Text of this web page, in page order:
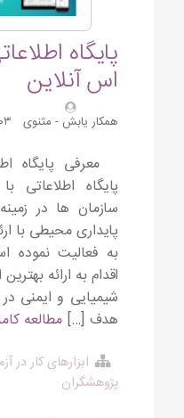
پایگاه
اس آنلاین
همکار یابش - مثنوی
پایگاه
سازمان ها در
پایداری محیطی با
به فعالیت نموده
اقدام به ارائه
شیمیایی و ایمنی
هدف […]مطالعه
ابزارهای کار در
پژوهشگران